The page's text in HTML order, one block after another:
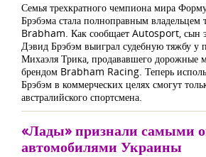
Семья трехкратного чемпиона мира
Брэбэма стала полноправным владельцем
Brabham. Как сообщает Autosport, сын
Дэвид Брэбэм выиграл судебную тяжбу у
Михаэля Трика, продававшего дорожные
брендом Brabham Racing. Теперь
Брэбэм в коммерческих целях смогут
австралийского спортсмена.
«Лады» признали самыми
автомобилями Украины